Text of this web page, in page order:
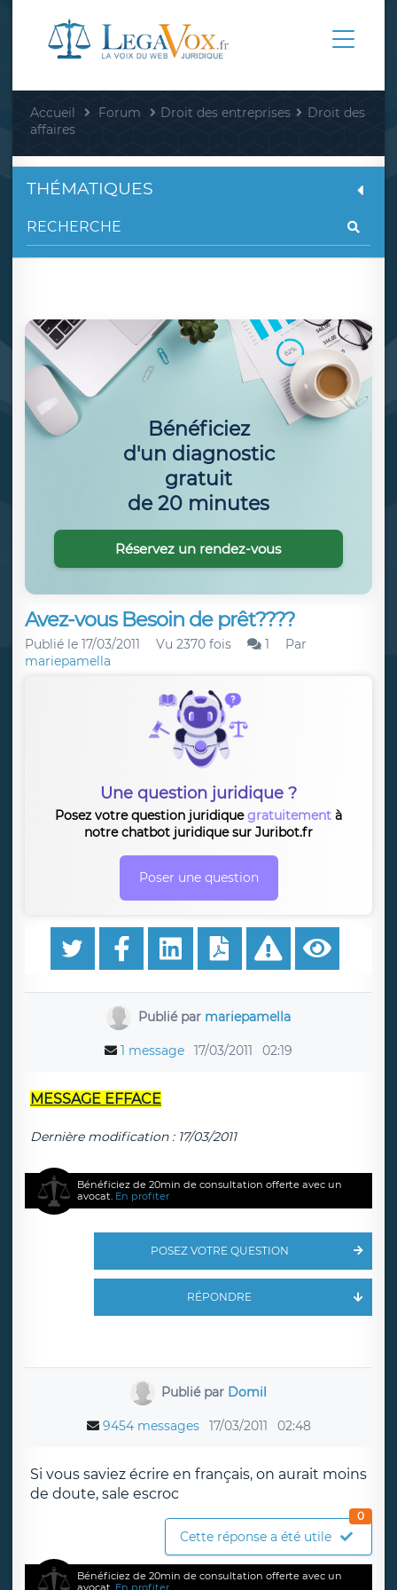
Accueil Forum Droit des entreprises
Droit des
affaires
Avez-vous Besoin de prêt????
Publié le 17/03/2011 Vu 2370 fois 1
Par
mariepamella
Une question juridique ?
Posez votre question juridiquegratuitement à
notre chatbot juridique sur Juribot.fr
Poser une question
Publié par mariepamella
1 message 17/03/2011 02:19
MESSAGE EFFACE
Dernière modification : 17/03/2011
Bénéficiez de 20min de consultation offerte avec un
avocat. En profiter
POSEZ VOTRE QUESTION
RÉPONDRE
Publié par Domil
9454 messages 17/03/2011 02:48
Si vous saviez écrire en français, on aurait moins
de doute, sale escroc
Cette réponse a été utile
0
Bénéficiez de 20min de consultation offerte avec un
avocat. En profiter
THÉMATIQUES
Bénéficiez
d'un diagnostic
gratuit
de 20 minutes
Réservez un rendez-vous